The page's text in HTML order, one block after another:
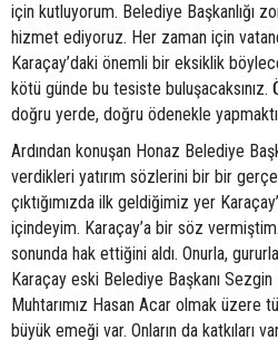
için kutluyorum. Belediye Başkanlığı
hizmet ediyoruz. Her zaman için
Karaçay’daki önemli bir eksiklik
kötü günde bu tesiste
doğru yerde, doğru ödenekle
Ardından konuşan Honaz Belediye
verdikleri yatırım sözlerini bir bir
çıktığımızda ilk geldiğimiz yer
içindeyim. Karaçay’a bir söz
sonunda hak ettiğini aldı. Onurla,
Karaçay eski Belediye Başkanı
Muhtarımız Hasan Acar olmak üzere
büyük emeği var. Onların da katkıları